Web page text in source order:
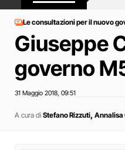
Le consultazioni per il nuovo
Giuseppe
governo
31 Maggio 2018 09:51
A cura di Stefano Rizzuti, Annalisa